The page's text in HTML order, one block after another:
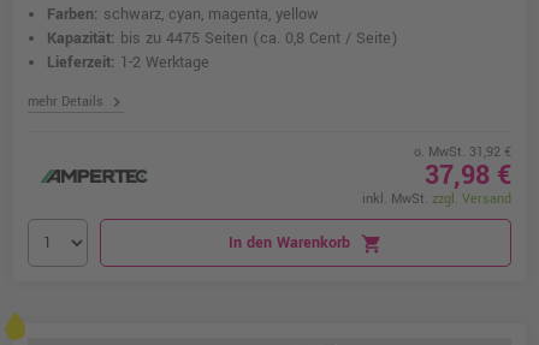
Farben: schwarz, cyan, magenta, yellow
Kapazität: bis zu 4475 Seiten (ca. 0,8 Cent / Seite)
Lieferzeit: 1-2 Werktage
mehr Details chevron_right
o. MwSt. 31,92 €
37,98 €
inkl. MwSt. zzgl. Versand
In den Warenkorb shopping_cart